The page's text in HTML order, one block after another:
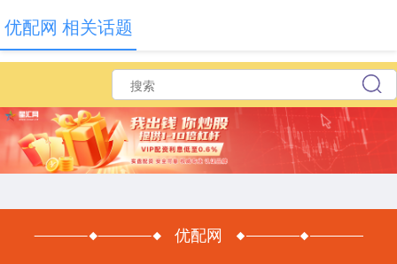
优配网
优配网 相关话题